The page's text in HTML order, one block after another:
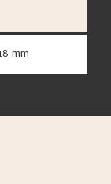
mm